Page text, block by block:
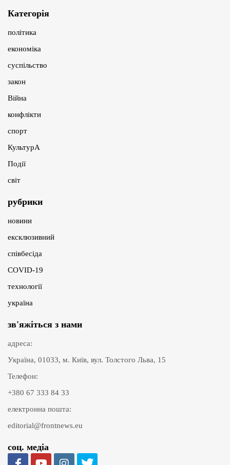
Категорія
політика
економіка
суспільство
закон
Війна
конфлікти
спорт
КультурА
Події
світ
рубрики
новини
ексклюзивний
співбесіда
COVID-19
технології
україна
зв'яжіться з нами
адреса:
Україна, 01033, м. Київ, вул. Толстого Льва, 15
Телефон:
+380 67 333 84 33
електронна пошта:
editorial@frontnews.eu
соц. медіа